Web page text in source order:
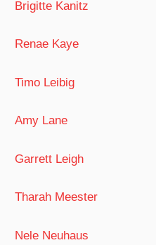
Brigitte Kanitz
Renae Kaye
Timo Leibig
Amy Lane
Garrett Leigh
Tharah Meester
Nele Neuhaus